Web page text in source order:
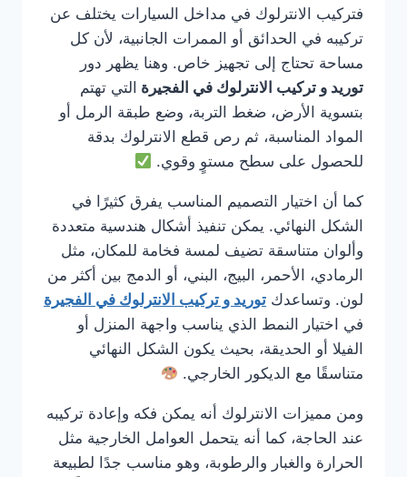
فتركيب الانترلوك في مداخل السيارات يختلف عن
تركيبه في الحدائق أو الممرات الجانبية، لأن كل
مساحة تحتاج إلى تجهيز خاص. وهنا يظهر دور
توريد و تركيب الانترلوك في الفجيرة التي تهتم
بتسوية الأرض، ضغط التربة، وضع طبقة الرمل أو
المواد المناسبة، ثم رص قطع الانترلوك بدقة
للحصول على سطح مستوٍ وقوي.
كما أن اختيار التصميم المناسب يفرق كثيرًا في
الشكل النهائي. يمكن تنفيذ أشكال هندسية متعددة
وألوان متناسقة تضيف لمسة فخامة للمكان، مثل
الرمادي، الأحمر، البيج، البني، أو الدمج بين أكثر من
لون. وتساعدك توريد و تركيب الانترلوك في الفجيرة
في اختيار النمط الذي يناسب واجهة المنزل أو
الفيلا أو الحديقة، بحيث يكون الشكل النهائي
متناسقًا مع الديكور الخارجي.
ومن مميزات الانترلوك أنه يمكن فكه وإعادة تركيبه
عند الحاجة، كما أنه يتحمل العوامل الخارجية مثل
الحرارة والغبار والرطوبة، وهو مناسب جدًا لطبيعة